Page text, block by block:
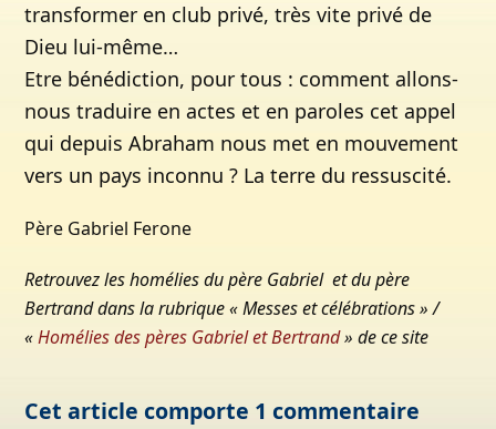
transformer en club privé, très vite privé de
Dieu lui-même…
Etre bénédiction, pour tous : comment allons-
nous traduire en actes et en paroles cet appel
qui depuis Abraham nous met en mouvement
vers un pays inconnu ? La terre du ressuscité.
Père Gabriel Ferone
Retrouvez les homélies du père Gabriel et du père
Bertrand dans la rubrique « Messes et célébrations » /
«Homélies des pères Gabriel et Bertrand» de ce site
Cet article comporte 1 commentaire